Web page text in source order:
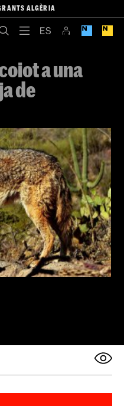
ALGÈRIA
a una
de